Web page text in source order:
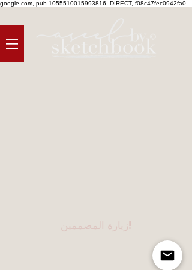
google.com, pub-1055510015993816, DIRECT, f08c47fec0942fa0
زيارة المصممين!